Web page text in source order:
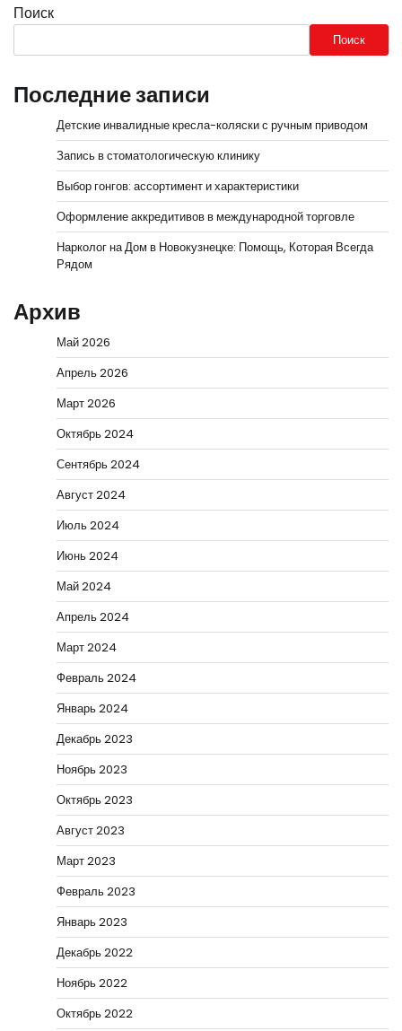
Поиск
Поиск
Последние записи
Детские инвалидные кресла-коляски с ручным приводом
Запись в стоматологическую клинику
Выбор гонгов: ассортимент и характеристики
Оформление аккредитивов в международной торговле
Нарколог на Дом в Новокузнецке: Помощь, Которая Всегда
Рядом
Архив
Май 2026
Апрель 2026
Март 2026
Октябрь 2024
Сентябрь 2024
Август 2024
Июль 2024
Июнь 2024
Май 2024
Апрель 2024
Март 2024
Февраль 2024
Январь 2024
Декабрь 2023
Ноябрь 2023
Октябрь 2023
Август 2023
Март 2023
Февраль 2023
Январь 2023
Декабрь 2022
Ноябрь 2022
Октябрь 2022